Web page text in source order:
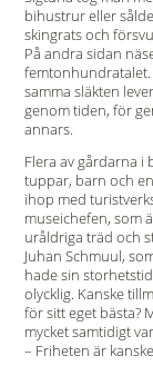
bihustrur eller
skingrats och
På andra sidan
femtonhundratalet.
samma släkten
genom tiden, för
annars.
Flera av gårdarna
tuppar, barn och
ihop med
museichefen, som
uråldriga träd och
Juhan Schmuul,
hade sin
olycklig. Kanske
för sitt eget bästa?
mycket samtidigt
– Friheten är